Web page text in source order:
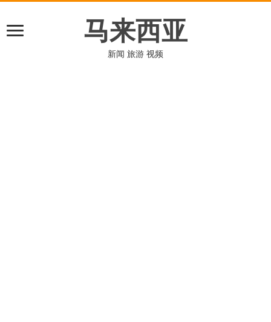
马来西亚
新闻 旅游 视频